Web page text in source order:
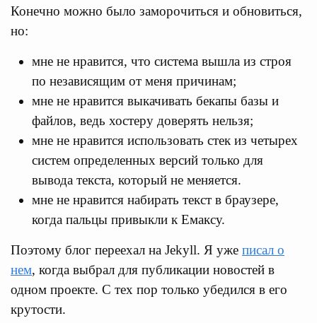
Конечно можно было заморочиться и обновиться,
но:
мне не нравится, что система вышла из строя
по независящим от меня причинам;
мне не нравится выкачивать бекапы базы и
файлов, ведь хостеру доверять нельзя;
мне не нравится использовать стек из четырех
систем определенных версий только для
вывода текста, который не меняется.
мне не нравится набирать текст в браузере,
когда пальцы привыкли к Емаксу.
Поэтому блог переехал на Jekyll. Я уже писал о
нем, когда выбрал для публикации новостей в
одном проекте. С тех пор только убедился в его
крутости.